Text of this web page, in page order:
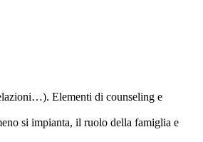
Elementi di counseling e
si impianta, il ruolo della famiglia e